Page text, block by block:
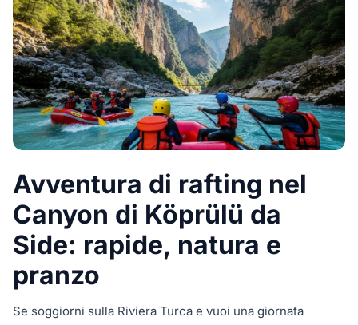
Avventura di rafting nel
Canyon di Köprülü da
Side: rapide, natura e
pranzo
Se soggiorni sulla Riviera Turca e vuoi una giornata